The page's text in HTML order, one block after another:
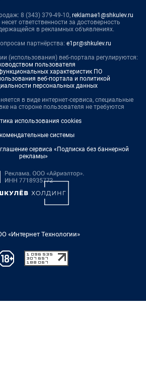
8 (343) 379-49-10, reklamae1@shkulev.ru
ответственности за достоверность
в рекламных объявлениях.
партнёрства: e1pr@shkulev.ru
(использования) веб-портала регулируются:
пользователя
характеристик ПО
веб-портала и политикой
персональных данных
в виде интернет-сервиса, специальные
на стороне пользователя не требуются
использования cookies
системы
сервиса «Подписка без баннерной
рекламы»
«Интернет Технологии»